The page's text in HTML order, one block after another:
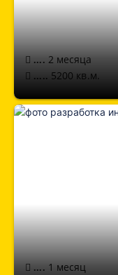
.... 2 месяца
..... 5200 кв.м.
.... 1 месяц